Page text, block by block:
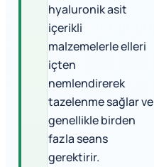
hyaluronik asit
içerikli
malzemelerle elleri
içten
nemlendirerek
tazelenme sağlar ve
genellikle birden
fazla seans
gerektirir.